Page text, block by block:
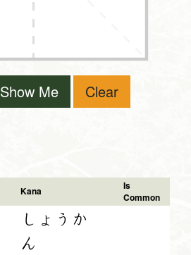
Show Me Clear
Kana
Is
Common
しょうか
ん